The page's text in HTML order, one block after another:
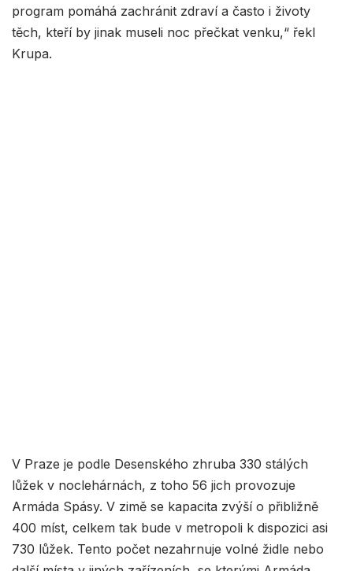
program pomáhá zachránit zdraví a často i životy
těch, kteří by jinak museli noc přečkat venku,“ řekl
Krupa.
V Praze je podle Desenského zhruba 330 stálých
lůžek v noclehárnách, z toho 56 jich provozuje
Armáda Spásy. V zimě se kapacita zvýší o přibližně
400 míst, celkem tak bude v metropoli k dispozici asi
730 lůžek. Tento počet nezahrnuje volné židle nebo